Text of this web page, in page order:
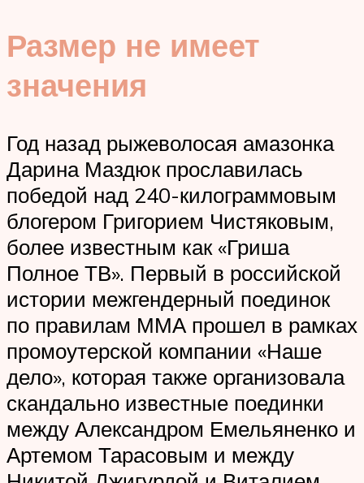
Размер не имеет
значения
Год назад рыжеволосая амазонка
Дарина Маздюк прославилась
победой над 240-килограммовым
блогером Григорием Чистяковым,
более известным как «Гриша
Полное ТВ». Первый в российской
истории межгендерный поединок
по правилам ММА прошел в рамках
промоутерской компании «Наше
дело», которая также организовала
скандально известные поединки
между Александром Емельяненко и
Артемом Тарасовым и между